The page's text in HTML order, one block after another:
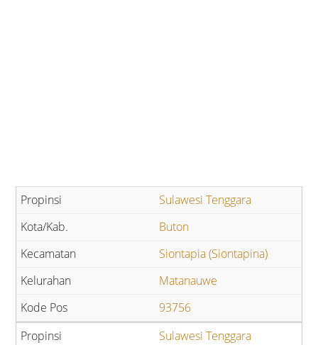
Sulawesi Tenggara
Buton
Siontapia (Siontapina)
Matanauwe
93756
Sulawesi Tenggara